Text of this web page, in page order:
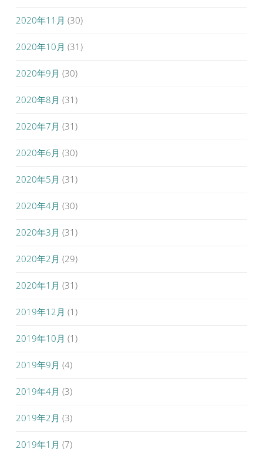
2020年11月 (30)
2020年10月 (31)
2020年9月 (30)
2020年8月 (31)
2020年7月 (31)
2020年6月 (30)
2020年5月 (31)
2020年4月 (30)
2020年3月 (31)
2020年2月 (29)
2020年1月 (31)
2019年12月 (1)
2019年10月 (1)
2019年9月 (4)
2019年4月 (3)
2019年2月 (3)
2019年1月 (7)